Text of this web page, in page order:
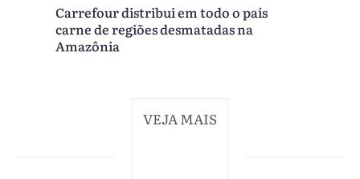
Carrefour distribui em todo o país
carne de regiões desmatadas na
Amazônia
VEJA MAIS